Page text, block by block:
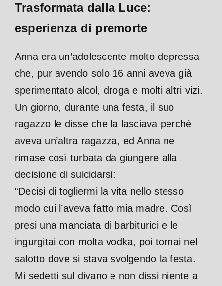
Trasformata dalla Luce:
esperienza di premorte
Anna era un’adolescente molto depressa
che, pur avendo solo 16 anni aveva già
sperimentato alcol, droga e molti altri vizi.
Un giorno, durante una festa, il suo
ragazzo le disse che la lasciava perché
aveva un’altra ragazza, ed Anna ne
rimase così turbata da giungere alla
decisione di suicidarsi:
“Decisi di togliermi la vita nello stesso
modo cui l’aveva fatto mia madre. Così
presi una manciata di barbiturici e le
ingurgitai con molta vodka, poi tornai nel
salotto dove si stava svolgendo la festa.
Mi sedetti sul divano e non dissi niente a